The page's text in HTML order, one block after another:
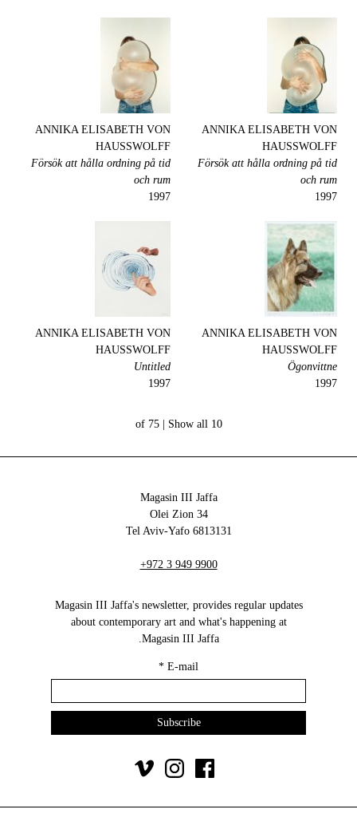
ANNIKA ELISABETH VON
HAUSSWOLFF
Försök att hålla ordning på tid
och rum
1997
ANNIKA ELISABETH VON
HAUSSWOLFF
Försök att hålla ordning på tid
och rum
1997
ANNIKA ELISABETH VON
HAUSSWOLFF
Ögonvittne
1997
ANNIKA ELISABETH VON
HAUSSWOLFF
Untitled
1997
10 of 75 |
Show all
Magasin III Jaffa
34 Olei Zion
6813131 Tel Aviv-Yafo
+972 3 949 9900
Magasin III Jaffa's newsletter, provides regular updates
about contemporary art and what's happening at
Magasin III Jaffa.
E-mail
*